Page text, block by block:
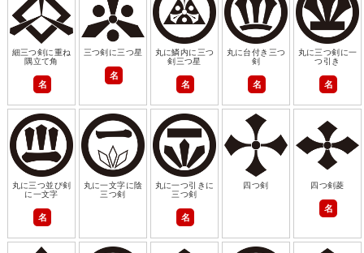
細三つ剣に重ね
隅立て角
名
三つ剣に三つ星
名
丸に鱗内に三つ
剣三つ星
名
丸に台付き三つ
剣
名
丸に三つ剣に一
つ引き
名
丸に三つ並び剣
に一文字
名
丸に一文字に陰
三つ剣
丸に一つ引きに
三つ剣
名
四つ剣 四つ剣菱
名